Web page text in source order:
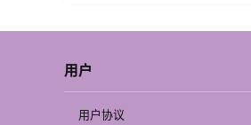
用户
用户协议